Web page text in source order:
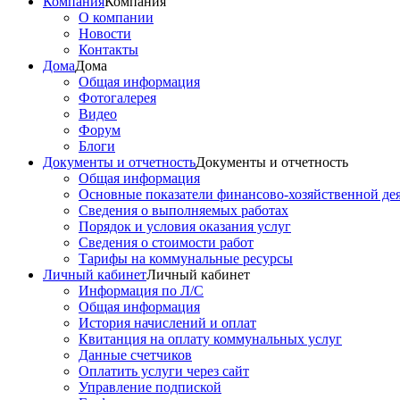
О компании
Новости
Контакты
ДомаДома
Общая информация
Фотогалерея
Видео
Форум
Блоги
Документы и отчетностьДокументы и отчетность
Общая информация
Основные показатели финансово-хозяйственной
Сведения о выполняемых работах
Порядок и условия оказания услуг
Сведения о стоимости работ
Тарифы на коммунальные ресурсы
Личный кабинетЛичный кабинет
Информация по Л/С
Общая информация
История начислений и оплат
Квитанция на оплату коммунальных услуг
Данные счетчиков
Оплатить услуги через сайт
Управление подпиской